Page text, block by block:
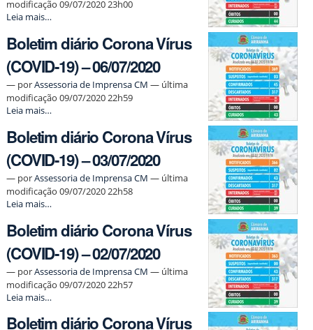
08/07/2020
-
modificação 09/07/2020 23h00
Boletim
Corona
Vírus
(COVID-
19)
–
07/07/2020
-
Leia mais…
Boletim diário Corona Vírus
(COVID-19) – 06/07/2020
— porAssessoria de Imprensa CM — última
modificação 09/07/2020 22h59
Boletim
Corona
Vírus
(COVID-
19)
–
06/07/2020
-
Leia mais…
Boletim diário Corona Vírus
(COVID-19) – 03/07/2020
— porAssessoria de Imprensa CM — última
modificação 09/07/2020 22h58
Boletim
Corona
Vírus
(COVID-
19)
–
03/07/2020
-
Leia mais…
Boletim diário Corona Vírus
(COVID-19) – 02/07/2020
— porAssessoria de Imprensa CM — última
modificação 09/07/2020 22h57
Boletim
Corona
Leia mais…
Boletim diário Corona Vírus